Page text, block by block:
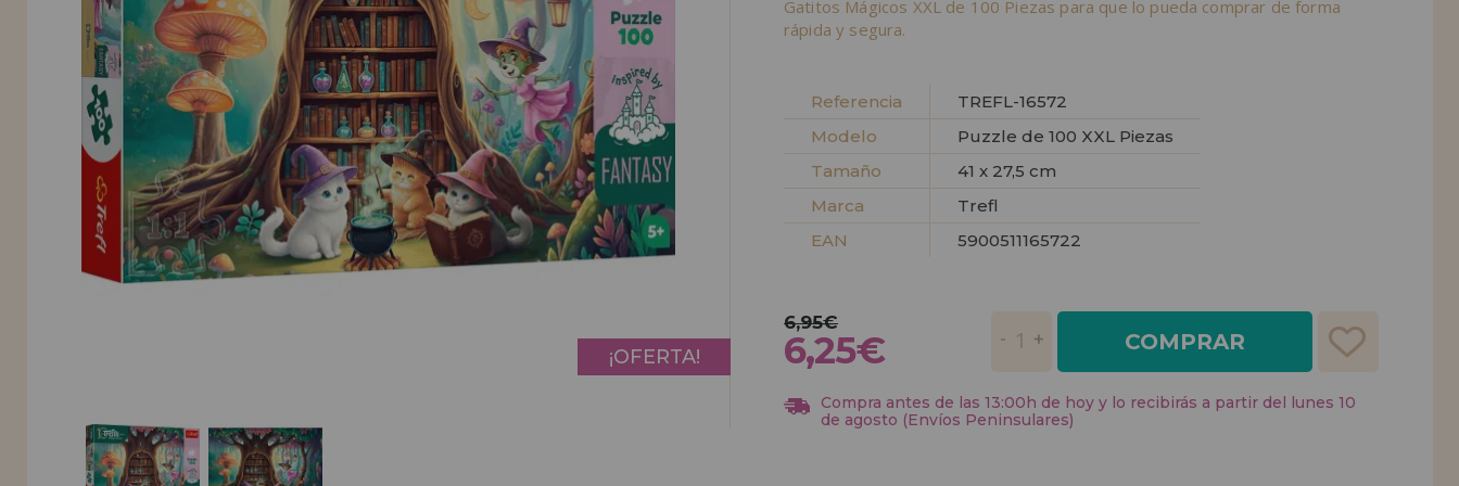
INFORMACIÓN
955 333 133
info@casadelpuzzle.com
Gatitos Mágicos XXL de 100 Piezas para que lo pueda comprar de forma
rápida y segura.
Referencia
TREFL-16572
Modelo
Puzzle de 100 XXL Piezas
Tamaño
41 x 27,5 cm
Marca
Trefl
EAN
5900511165722
¡OFERTA!
6,95€
6,25€ COMPRAR
Compra antes de las 13:00h de hoy y lo recibirás a partir del lunes 10
de agosto (Envíos Peninsulares)